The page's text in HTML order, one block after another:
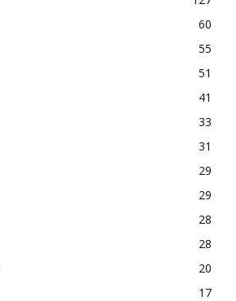
60
55
51
41
33
31
29
29
28
28
20
17